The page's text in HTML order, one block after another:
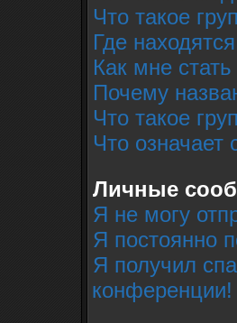
Что такое
Где
Как мне
Почему
Что такое
Что
Личные
Я не могу
Я постоянно
Я получил
конференции!